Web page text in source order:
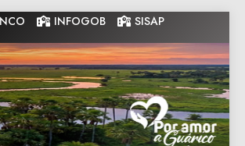
INFOGOB SISAP
Gobernacion
de Guarico
Gobernacion de Guarico